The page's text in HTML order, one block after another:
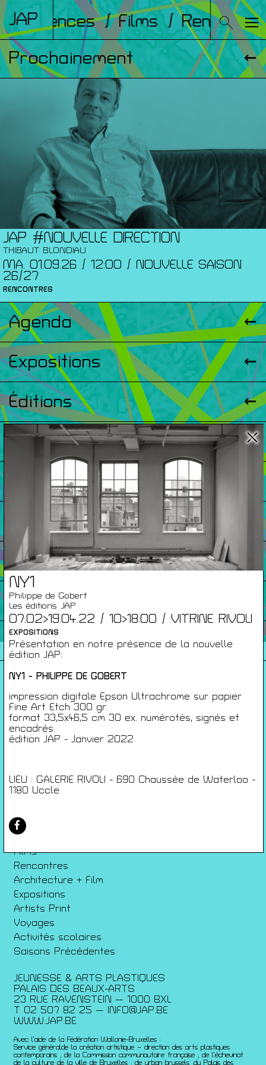
NY1
Philippe de Gobert
Les éditions JAP
07.02>19.04.22 / 10>18:00 / VITRINE RIVOLI
EXPOSITIONS
Présentation en notre présence de la nouvelle
édition JAP:
NY1 - PHILIPPE DE GOBERT
impression digitale Epson Ultrachrome sur papier
Fine Art Etch 300 gr.
format 33,5x46,5 cm 30 ex. numérotés, signés et
encadrés.
édition JAP - Janvier 2022
LIEU : GALERIE RIVOLI - 690 Chaussée de Waterloo -
1180 Uccle
JAP / Films / Rencontres
Prochainement
JAP #NOUVELLE DIRECTION
THIBAUT BLONDIAU
MA. 01.09.26 / 12:00 / NOUVELLE SAISON
26/27
RENCONTRES
Agenda
Expositions
Éditions
Artists Print
Podcasts
À Propos
Infos Pratiques
Cartes De Membre
Saisons Précédentes
À propos
Infos pratiques
Carte de membres
Politique de confidentialité
Conférences
Films
Rencontres
Architecture + Film
Expositions
Artists Print
Voyages
Activités scolaires
Saisons Précédentes
JEUNESSE & ARTS PLASTIQUES
PALAIS DES BEAUX-ARTS
23 RUE RAVENSTEIN — 1000 BXL
T 02 507 82 25 —
INFO@JAP.BE
WWW.JAP.BE
Avec l’aide de la Fédération Wallonie-Bruxelles :
Service généralde la création artistique – direction des arts plastiques
contemporains ; de la Commission communautaire française ; de l’échevinat
de la culture de la ville de Bruxelles ; de urban brussels ;du Palais des